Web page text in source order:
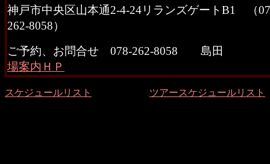
神戸市中央区山本通2-4-24リランズゲートB1 （
262-8058）
ご予約、お問合せ 078-262-8058 島
場案内ＨＰ
スケジュールリスト ツアースケジュールリスト